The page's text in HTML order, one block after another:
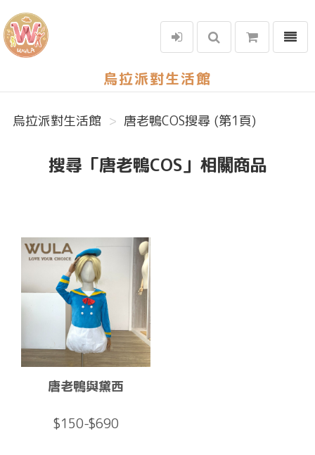
烏拉派對生活館
選單
烏拉派對生活館 唐老鴨COS搜尋 (第1頁)
搜尋「唐老鴨COS」相關商品
唐老鴨與黛西
$150-$690